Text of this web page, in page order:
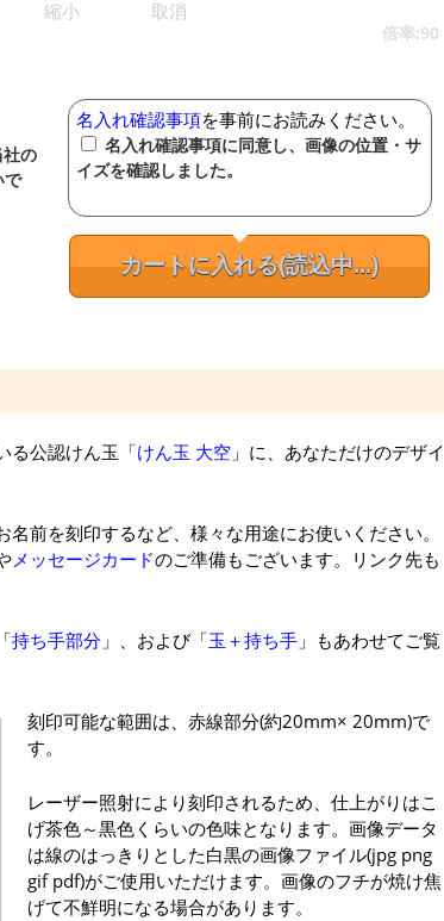
縮小 取消
倍率:90
の
で
名入れ確認事項を事前にお読みください。
名入れ確認事項に同意し、画像の位置・サ
イズを確認しました。
カートに入れる(読込中...)
る公認けん玉「けん玉 大空 」に、あなただけのデザイ
前を刻印するなど、様々な用途にお使いください。
メッセージカードのご準備もございます。リンク先も
持ち手部分 」、および「玉＋持ち手 」もあわせてご覧
刻印可能な範囲は、赤線部分(約20mm× 20mm)で
す。
レーザー照射により刻印されるため、仕上がりはこ
げ茶色～黒色くらいの色味となります。画像データ
は線のはっきりとした白黒の画像ファイル(jpg png
gif pdf)がご使用いただけます。画像のフチが焼け焦
げて不鮮明になる場合があります。